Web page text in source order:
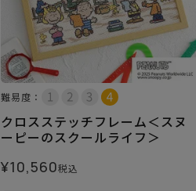
難易度：
クロスステッチフレーム＜スヌ
ーピーのスクールライフ＞
¥10,560税込